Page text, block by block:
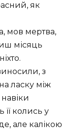
як
мов мертва,
місяць
з
ласку між
колись у
але калікою